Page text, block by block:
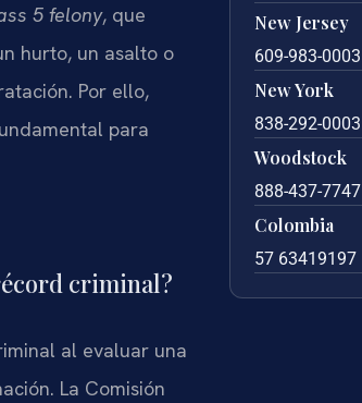
5 felony, que
hurto, un asalto o
Por ello,
para
criminal?
al evaluar una
La Comisión
New Jersey
609-983-0003
New York
838-292-0003
Woodstock
888-437-7747
Colombia
57 63419197